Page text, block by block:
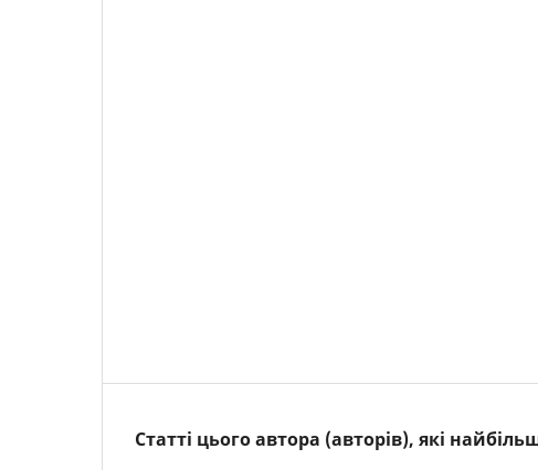
Статті цього автора (авторів), які